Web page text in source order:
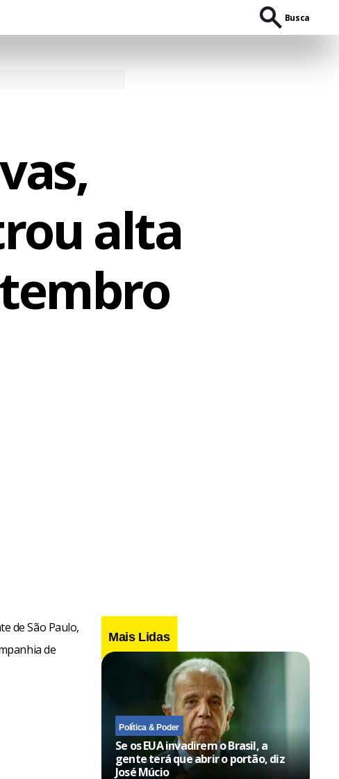
Busca
alta
de São Paulo,
de
Mais Lidas
Política & Poder
Se os EUA invadirem o Brasil, a
gente terá que abrir o portão, diz
José Múcio